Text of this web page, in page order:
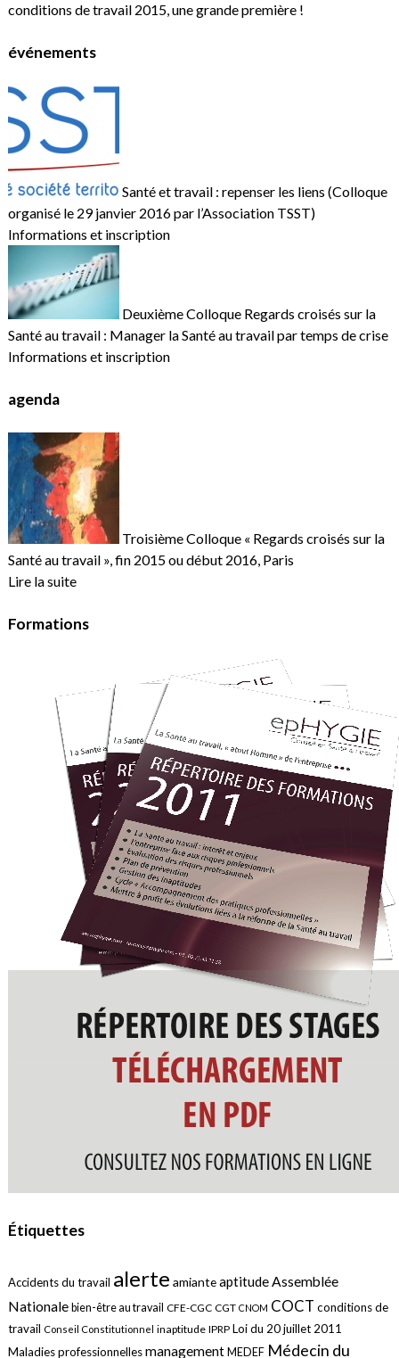
conditions de travail 2015, une grande première !
événements
Santé et travail : repenser les liens (Colloque
organisé le 29 janvier 2016 par l’Association TSST)
Informations et inscription
Deuxième Colloque Regards croisés sur la
Santé au travail : Manager la Santé au travail par temps de crise
Informations et inscription
agenda
Troisième Colloque « Regards croisés sur la
Santé au travail », fin 2015 ou début 2016, Paris
Lire la suite
Formations
Étiquettes
Accidents du travail alerte amianteaptitudeAssemblée
Nationale bien-être au travail CFE-CGC CGT CNOM COCT conditions de
travail Conseil Constitutionnel inaptitude IPRP Loi du 20 juillet 2011
Maladies professionnellesmanagement MEDEF Médecin du